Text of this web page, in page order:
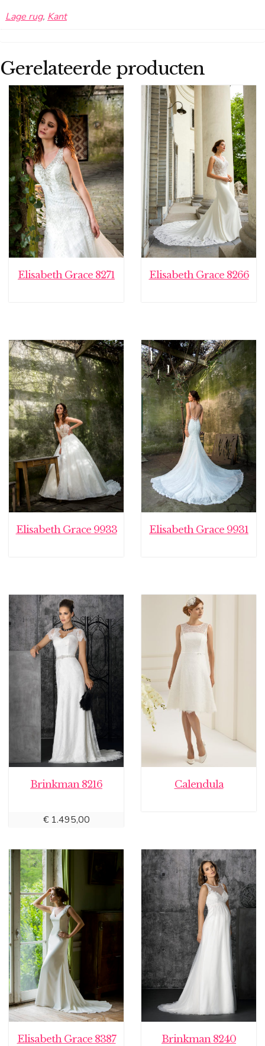
Lage rug, Kant
Gerelateerde producten
Elisabeth Grace 8271 Elisabeth Grace 8266
Elisabeth Grace 9933 Elisabeth Grace 9931
Brinkman 8216
€1.495,00
Calendula
Elisabeth Grace 8387 Brinkman 8240